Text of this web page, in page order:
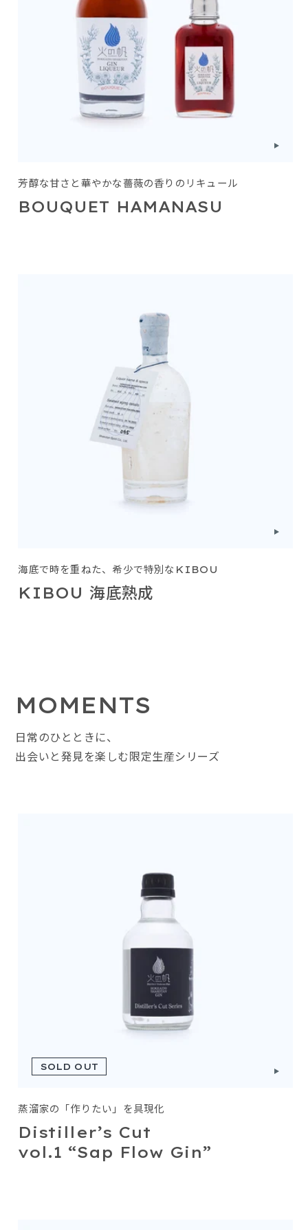
芳醇な甘さと華やかな薔薇の香りのリキュール
BOUQUET HAMANASU
海底で時を重ねた、希少で特別なKIBOU
KIBOU 海底熟成
MOMENTS
日常のひとときに、
出会いと発見を楽しむ限定生産シリーズ
SOLD OUT
蒸溜家の「作りたい」を具現化
Distiller’s Cut
vol.1 “Sap Flow Gin”